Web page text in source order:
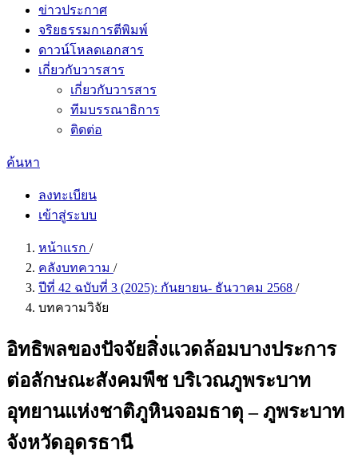
ข่าวประกาศ
จริยธรรมการตีพิมพ์
ดาวน์โหลดเอกสาร
เกี่ยวกับวารสาร
เกี่ยวกับวารสาร
ทีมบรรณาธิการ
ติดต่อ
ค้นหา
ลงทะเบียน
เข้าสู่ระบบ
หน้าแรก /
คลังบทความ /
ปีที่ 42 ฉบับที่ 3 (2025): กันยายน- ธันวาคม 2568 /
บทความวิจัย
อิทธิพลของปัจจัยสิ่งแวดล้อมบางประการ
ต่อลักษณะสังคมพืช บริเวณภูพระบาท
อุทยานแห่งชาติภูหินจอมธาตุ – ภูพระบาท
จังหวัดอุดรธานี